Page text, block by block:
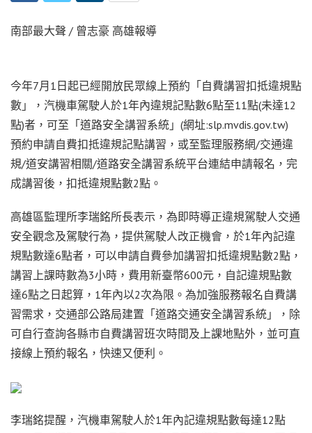
南部最大聲 / 曾志豪 高雄報導
今年7月1日起已經開放民眾線上預約「自費講習扣抵違規點
數」，汽機車駕駛人於1年內違規記點數6點至11點(未達12
點)者，可至「道路安全講習系統」(網址:slp.mvdis.gov.tw)
預約申請自費扣抵違規記點講習，或至監理服務網/交通違
規/道安講習相關/道路安全講習系統平台連結申請報名，完
成講習後，扣抵違規點數2點。
高雄區監理所李瑞銘所長表示，為即時導正違規駕駛人交通
安全觀念及駕駛行為，提供駕駛人改正機會，於1年內記違
規點數達6點者，可以申請自費參加講習扣抵違規點數2點，
講習上課時數為3小時，費用新臺幣600元，自記違規點數
達6點之日起算，1年內以2次為限。為加強服務報名自費講
習需求，交通部公路局建置「道路交通安全講習系統」，除
可自行查詢各縣市自費講習班次時間及上課地點外，並可直
接線上預約報名，快速又便利。
李瑞銘提醒，汽機車駕駛人於1年內記違規點數每達12點